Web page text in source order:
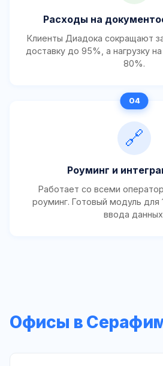
Расходы на
Клиенты Диадока сокращают
доставку до 95%, а нагрузку
80%.
🔗
Роуминг и
Работает со всеми
роуминг. Готовый модуль для
ввода
Офисы в